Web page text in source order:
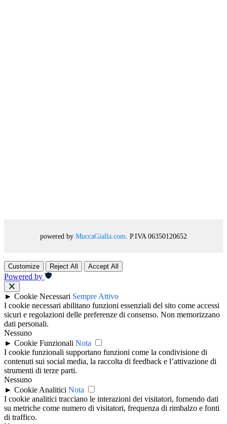
powered by MuccaGialla.com . P.IVA 06350120652
Customize Reject All Accept All
Powered by
► Cookie Necessari Sempre Attivo
I cookie necessari abilitano funzioni essenziali del sito come accessi
sicuri e regolazioni delle preferenze di consenso. Non memorizzano
dati personali.
Nessuno
► Cookie Funzionali Nota
I cookie funzionali supportano funzioni come la condivisione di
contenuti sui social media, la raccolta di feedback e l’attivazione di
strumenti di terze parti.
Nessuno
► Cookie Analitici Nota
I cookie analitici tracciano le interazioni dei visitatori, fornendo dati
su metriche come numero di visitatori, frequenza di rimbalzo e fonti
di traffico.